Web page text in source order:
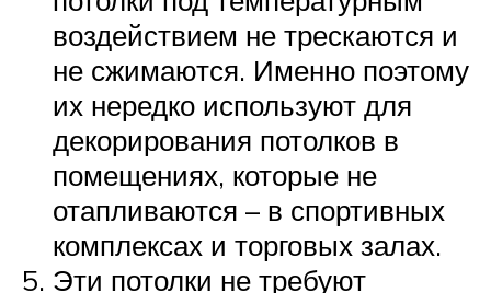
воздействием не трескаются и
не сжимаются. Именно поэтому
их нередко используют для
декорирования потолков в
помещениях, которые не
отапливаются – в спортивных
комплексах и торговых залах.
Эти потолки не требуют